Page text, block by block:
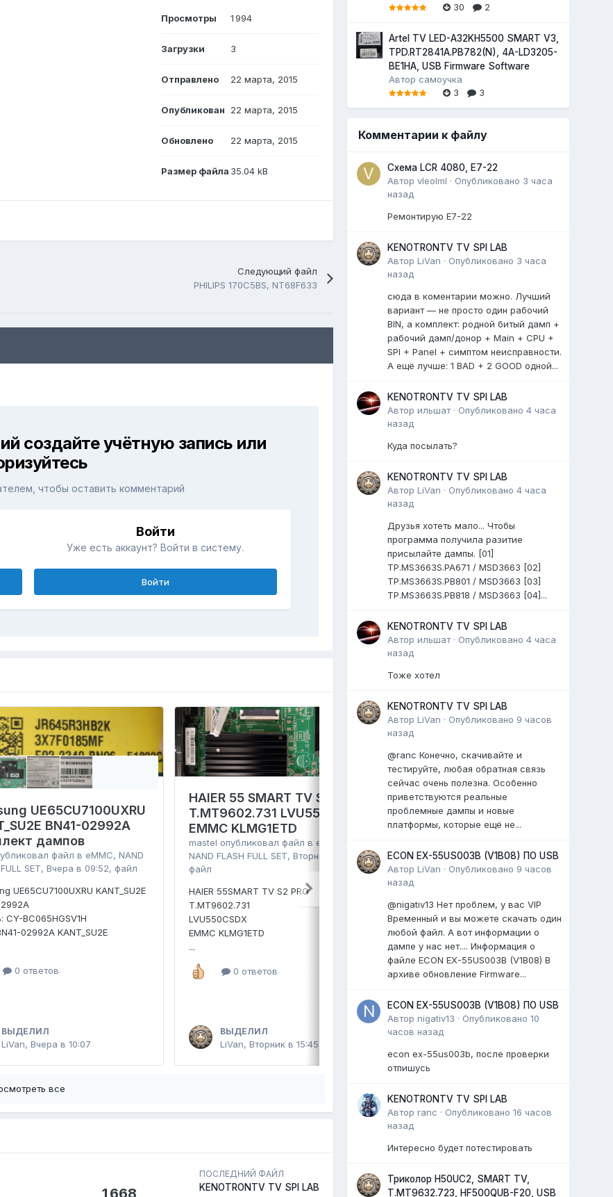
Просмотры 1 994
Загрузки 3
Отправлено 22 марта, 2015
Опубликован 22 марта, 2015
Обновлено 22 марта, 2015
Размер файла 35.04 kB
Следующий файл
PHILIPS 170С5BS, NT68F633
создайте учётную запись или
чтобы оставить комментарий
Войти
Уже есть аккаунт? Войти в систему.
Войти
UE65CU7100UXRU
BN41-02992A
дампов
файл в eMMC, NAND
SET,Вчера в 09:52, файл
UE65CU7100UXRU KANT_SU2E
CY-BC065HGSV1H
02992A KANT_SU2E
0 ответов
ВЫДЕЛИЛ
LiVan,Вчера в 10:07
HAIER 55 SMART TV S2 PRO,
T.MT9602.731 LVU550CSDX
EMMC KLMG1ETD
mastel опубликовал файл в eMMC,
NAND FLASH FULL SET,Вторник в 06:57,
файл
HAIER 55SMART TV S2 PRO
T.MT9602.731
LVU550CSDX
EMMC KLMG1ETD
...
0 ответов
ВЫДЕЛИЛ
LiVan,Вторник в 15:45
GAZER TV49-US2G,
HK.T.RT2861V09,
016G30 16GB, полный дамп
kmmопубликовал файл вeMMC, NAND
FLASH FULL SET
TV GAZER EMMC Dump
TV GAZER TV49-US2G
шасси: HK.T.RT2861V09
матрица: HV490QUB
...
ВЫДЕЛИЛ
все
ПОСЛЕДНИЙ ФАЙЛ
KENOTRONTV TV SPI LAB
30
2
Artel TV LED-A32KH5500 SMART V3,
TPD.RT2841A.PB782(N), 4A-LD3205-
BE1HA, USB Firmware Software
Автор самоучка
3
3
Комментарии к файлу
Схема LCR 4080, E7-22
Авторvleolml · Опубликовано 3 часа
назад
Ремонтирую E7-22
KENOTRONTV TV SPI LAB
АвторLiVan · Опубликовано 3 часа
назад
сюда в коментарии можно. Лучший
вариант — не просто один рабочий
BIN, а комплект: родной битый дамп +
рабочий дамп/донор + Main + CPU +
SPI + Panel + симптом неисправности.
А ещё лучше: 1 BAD + 2 GOOD одной...
KENOTRONTV TV SPI LAB
Авторильшат· Опубликовано4 часа
назад
Куда посылать?
KENOTRONTV TV SPI LAB
АвторLiVan · Опубликовано4 часа
назад
Друзья хотеть мало... Чтобы
программа получила разитие
присылайте дампы. [01]
TP.MS3663S.PA671 / MSD3663 [02]
TP.MS3663S.PB801 / MSD3663 [03]
TP.MS3663S.PB818 / MSD3663 [04]...
KENOTRONTV TV SPI LAB
Авторильшат· Опубликовано4 часа
назад
Тоже хотел
KENOTRONTV TV SPI LAB
АвторLiVan · Опубликовано 9 часов
назад
@ranc Конечно, скачивайте и
тестируйте, любая обратная связь
сейчас очень полезна. Особенно
приветствуются реальные
проблемные дампы и новые
платформы, которые ещё не...
ECON EX-55US003B (V1B08) ПО USB
АвторLiVan · Опубликовано 9 часов
назад
@nigativ13 Нет проблем, у вас VIP
Временный и вы можете скачать один
любой файл. А вот информации о
дампе у нас нет.... Информация о
файле ECON EX-55US003B (V1B08) В
архиве обновление Firmware...
ECON EX-55US003B (V1B08) ПО USB
Авторnigativ13 · Опубликовано10
часов назад
econ ex-55us003b, после проверки
отпишусь
KENOTRONTV TV SPI LAB
Авторranc · Опубликовано16 часов
назад
Интересно будет потестировать
Триколор H50UC2, SMART TV,
T.MT9632.723, HF500QUB-F20, USB